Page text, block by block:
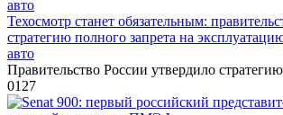
Техосмотр станет обязательным:
стратегию полного запрета на
авто
Правительство России утвердило
0127